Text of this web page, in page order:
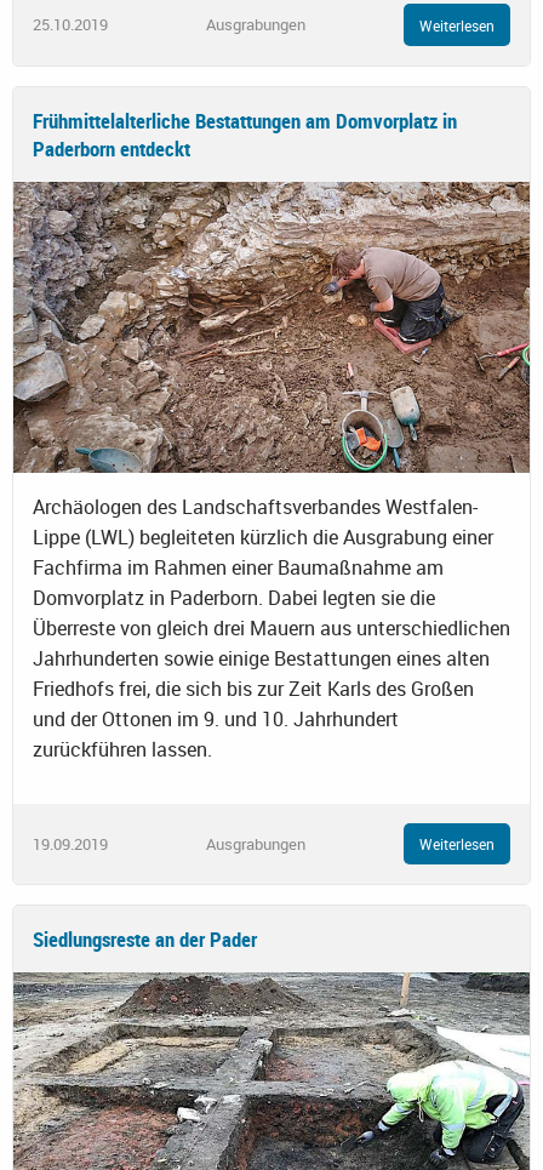
25.10.2019 Ausgrabungen Weiterlesen
Frühmittelalterliche Bestattungen am Domvorplatz in
Paderborn entdeckt
Archäologen des Landschaftsverbandes Westfalen-
Lippe (LWL) begleiteten kürzlich die Ausgrabung einer
Fachfirma im Rahmen einer Baumaßnahme am
Domvorplatz in Paderborn. Dabei legten sie die
Überreste von gleich drei Mauern aus unterschiedlichen
Jahrhunderten sowie einige Bestattungen eines alten
Friedhofs frei, die sich bis zur Zeit Karls des Großen
und der Ottonen im 9. und 10. Jahrhundert
zurückführen lassen.
19.09.2019 Ausgrabungen Weiterlesen
Siedlungsreste an der Pader